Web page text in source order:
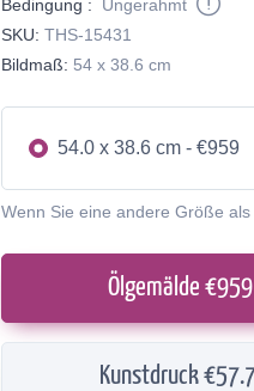
Bedingung :
Ungerahmt
SKU: THS-15431
Bildmaß: 54 x 38.6 cm
54.0 x 38.6 cm - €959
Wenn Sie eine andere Größe
Ölgemälde €959
Kunstdruck